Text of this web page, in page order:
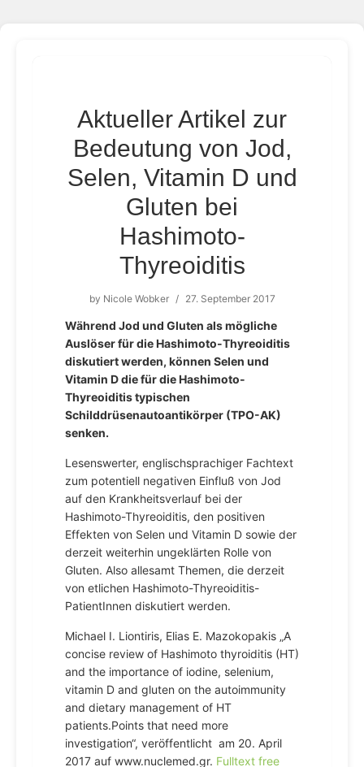
Aktueller Artikel zur
Bedeutung von Jod,
Selen, Vitamin D und
Gluten bei
Hashimoto-
Thyreoiditis
by Nicole Wobker / 27. September 2017
Während Jod und Gluten als mögliche
Auslöser für die Hashimoto-Thyreoiditis
diskutiert werden, können Selen und
Vitamin D die für die Hashimoto-
Thyreoiditis typischen
Schilddrüsenautoantikörper (TPO-AK)
senken.
Lesenswerter, englischsprachiger Fachtext
zum potentiell negativen Einfluß von Jod
auf den Krankheitsverlauf bei der
Hashimoto-Thyreoiditis, den positiven
Effekten von Selen und Vitamin D sowie der
derzeit weiterhin ungeklärten Rolle von
Gluten. Also allesamt Themen, die derzeit
von etlichen Hashimoto-Thyreoiditis-
PatientInnen diskutiert werden.
Michael I. Liontiris, Elias E. Mazokopakis „A
concise review of Hashimoto thyroiditis (HT)
and the importance of iodine, selenium,
vitamin D and gluten on the autoimmunity
and dietary management of HT
patients.Points that need more
investigation“, veröffentlicht am 20. April
2017 auf www.nuclemed.gr. Fulltext free